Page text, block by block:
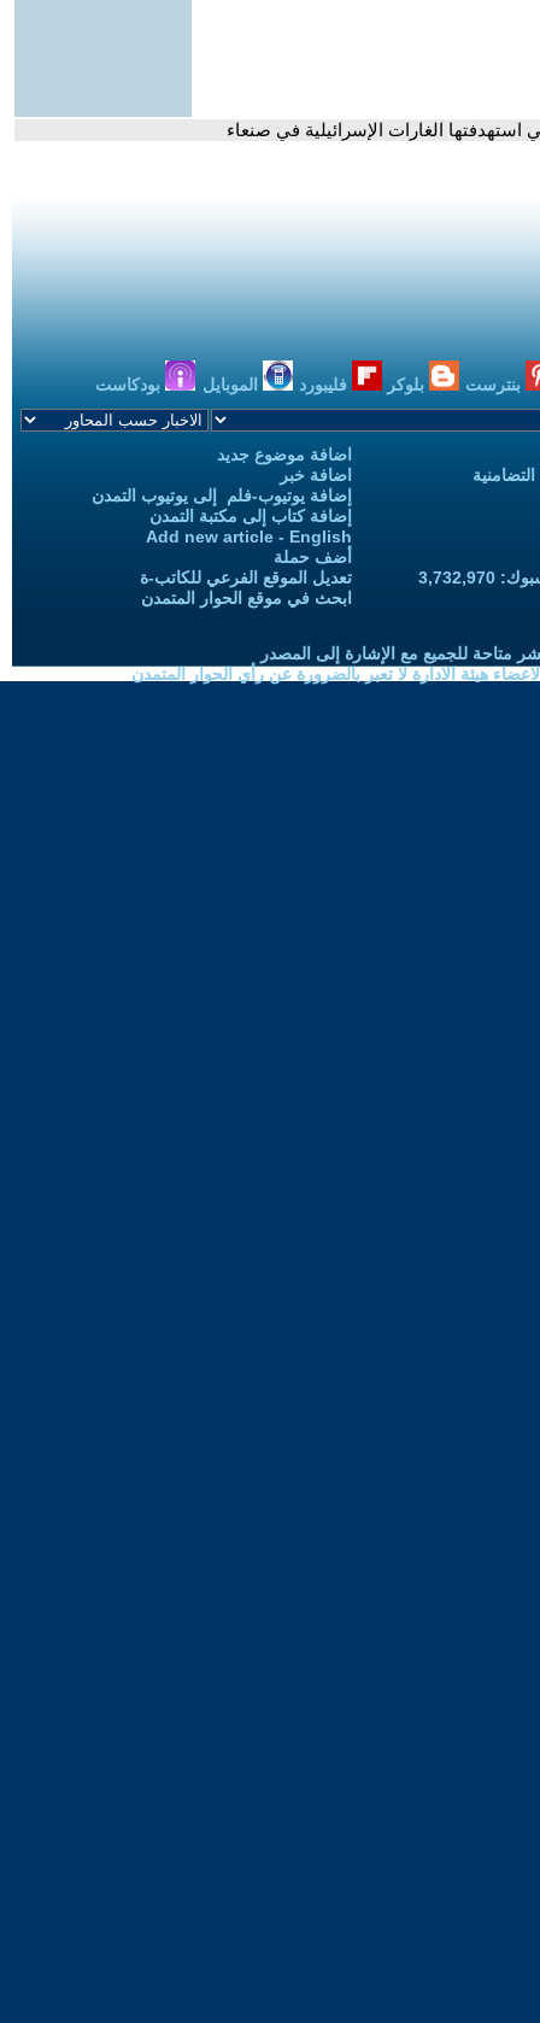
استهدفتها الغارات الإسرائيلية في صنعاء
بنترست بلوكر فليبورد الموبايل بودكاست
اضافة موضوع جديد
اضافة خبر
إضافة يوتيوب-فلم إلى يوتيوب التمدن
إضافة كتاب إلى مكتبة التمدن
Add new article - English
أضف حملة
تعديل الموقع الفرعي للكاتب-ة
ابحث في موقع الحوار المتمدن
متاحة للجميع مع الإشارة إلى المصدر
هيئة الادارة لا تعبر بالضرورة عن رأي الحوار المتمدن